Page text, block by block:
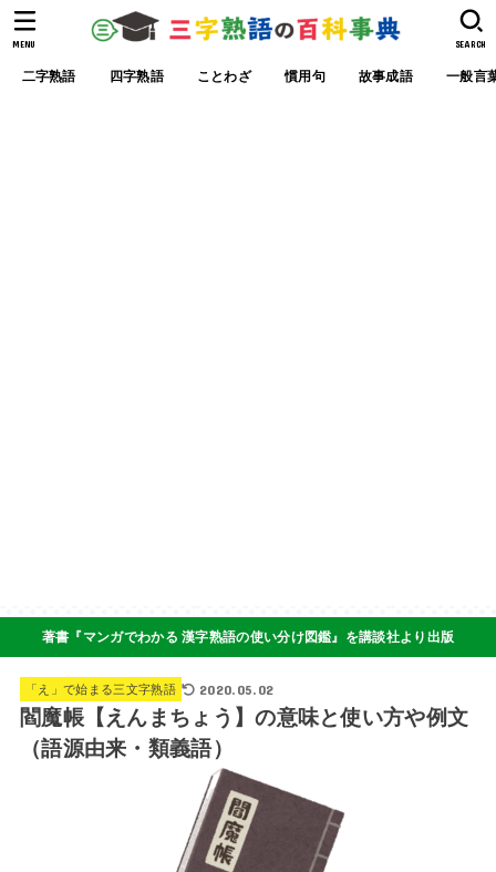
二字熟語 四字熟語 ことわざ 慣用句 故事成語 一般言
SEARCH
MENU
著書『マンガでわかる 漢字熟語の使い分け図鑑』を講談社より出版
「え」で始まる三文字熟語 2020.05.02
閻魔帳【えんまちょう】の意味と使い方や例文
（語源由来・類義語）